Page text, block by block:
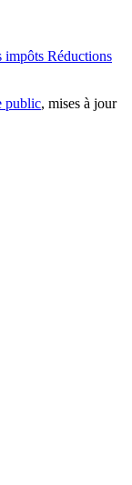
impôts Réductions
public, mises à jour